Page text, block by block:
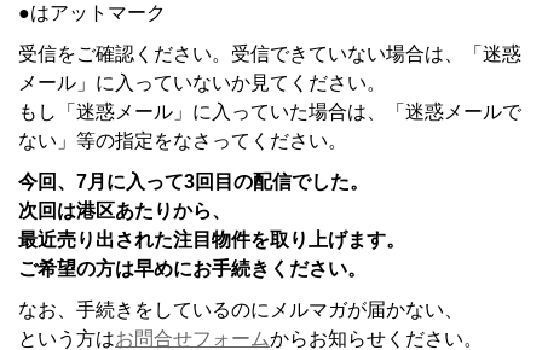
●はアットマーク
受信をご確認ください。受信できていない場合は、「迷惑
メール」に入っていないか見てください。
もし「迷惑メール」に入っていた場合は、「迷惑メールで
ない」等の指定をなさってください。
今回、7月に入って3回 目の配信でした。
次回は港区あたりから、
最近売り出された注目物件を取り上げます。
ご希望の方は早めにお手続きください。
なお、手続きをしているのにメルマガが届かない、
という方はお問合せフォームからお知らせください。